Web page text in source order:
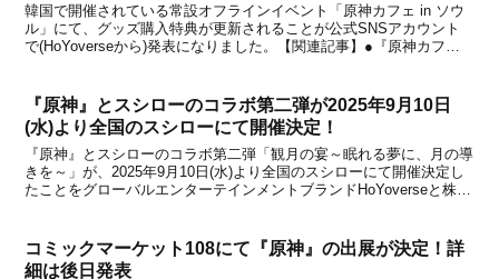
韓国で開催されている常設オフラインイベント「原神カフェ in ソウ
ル」にて、グッズ購入特典が更新されることが公式SNSアカウント
で(HoYoverseから)発表になりました。【関連記事】●『原神カフェ
『原神』とスシローのコラボ第二弾が2025年9月10日
(水)より全国のスシローにて開催決定！
『原神』とスシローのコラボ第二弾「観月の宴～眠れる夢に、月の導
きを～」が、2025年9月10日(水)より全国のスシローにて開催決定し
たことをグローバルエンターテインメントブランドHoYoverseと株式
コミックマーケット108にて『原神』の出展が決定！詳
細は後日発表